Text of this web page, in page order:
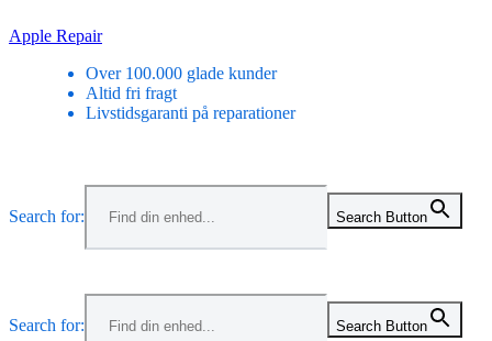
Skip
Apple Repair
Over 100.000 glade kunder
Altid fri fragt
Livstidsgaranti på reparationer
Search for: Search Button
Search for: Search Button